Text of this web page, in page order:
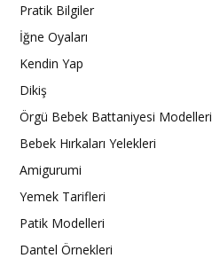
Pratik Bilgiler
İğne Oyaları
Kendin Yap
Dikiş
Örgü Bebek Battaniyesi Modelleri
Bebek Hırkaları Yelekleri
Amigurumi
Yemek Tarifleri
Patik Modelleri
Dantel Örnekleri